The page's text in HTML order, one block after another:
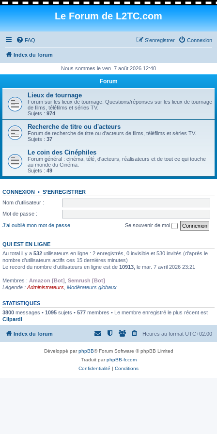
Le Forum de L2TC.com
FAQ Connexion
S’enregistrer
Index du forum
Nous sommes le ven. 7 août 2026 12:40
Forum
Lieux de tournage
Forum sur les lieux de tournage. Questions/réponses sur les lieux de tournage
de films, téléfilms et séries TV.
Sujets : 974
Recherche de titre ou d'acteurs
Forum de recherche de titre ou d'acteurs de films, téléfilms et séries TV.
Sujets : 37
Le coin des Cinéphiles
Forum général : cinéma, télé, d'acteurs, réalisateurs et de tout ce qui touche
au monde du Cinéma.
Sujets : 49
CONNEXION • S’ENREGISTRER
Nom d’utilisateur :
Mot de passe :
J’ai oublié mon mot de passe
Se souvenir de moi
QUI EST EN LIGNE
Au total il y a 532 utilisateurs en ligne : 2 enregistrés, 0 invisible et 530 invités (d’après le
nombre d’utilisateurs actifs ces 15 dernières minutes)
Le record du nombre d’utilisateurs en ligne est de 10913 , le mar. 7 avril 2026 23:21
Membres : Amazon [Bot] Semrush [Bot]
Légende : Administrateurs Modérateurs globaux
STATISTIQUES
3800 messages • 1095 sujets • 577 membres • Le membre enregistré le plus récent est
Clipardi
Index du forum Heures au format UTC+02:00
Développé parphpBB® Forum Software © phpBB Limited
Traduit parphpBB-fr.com
Confidentialité | Conditions